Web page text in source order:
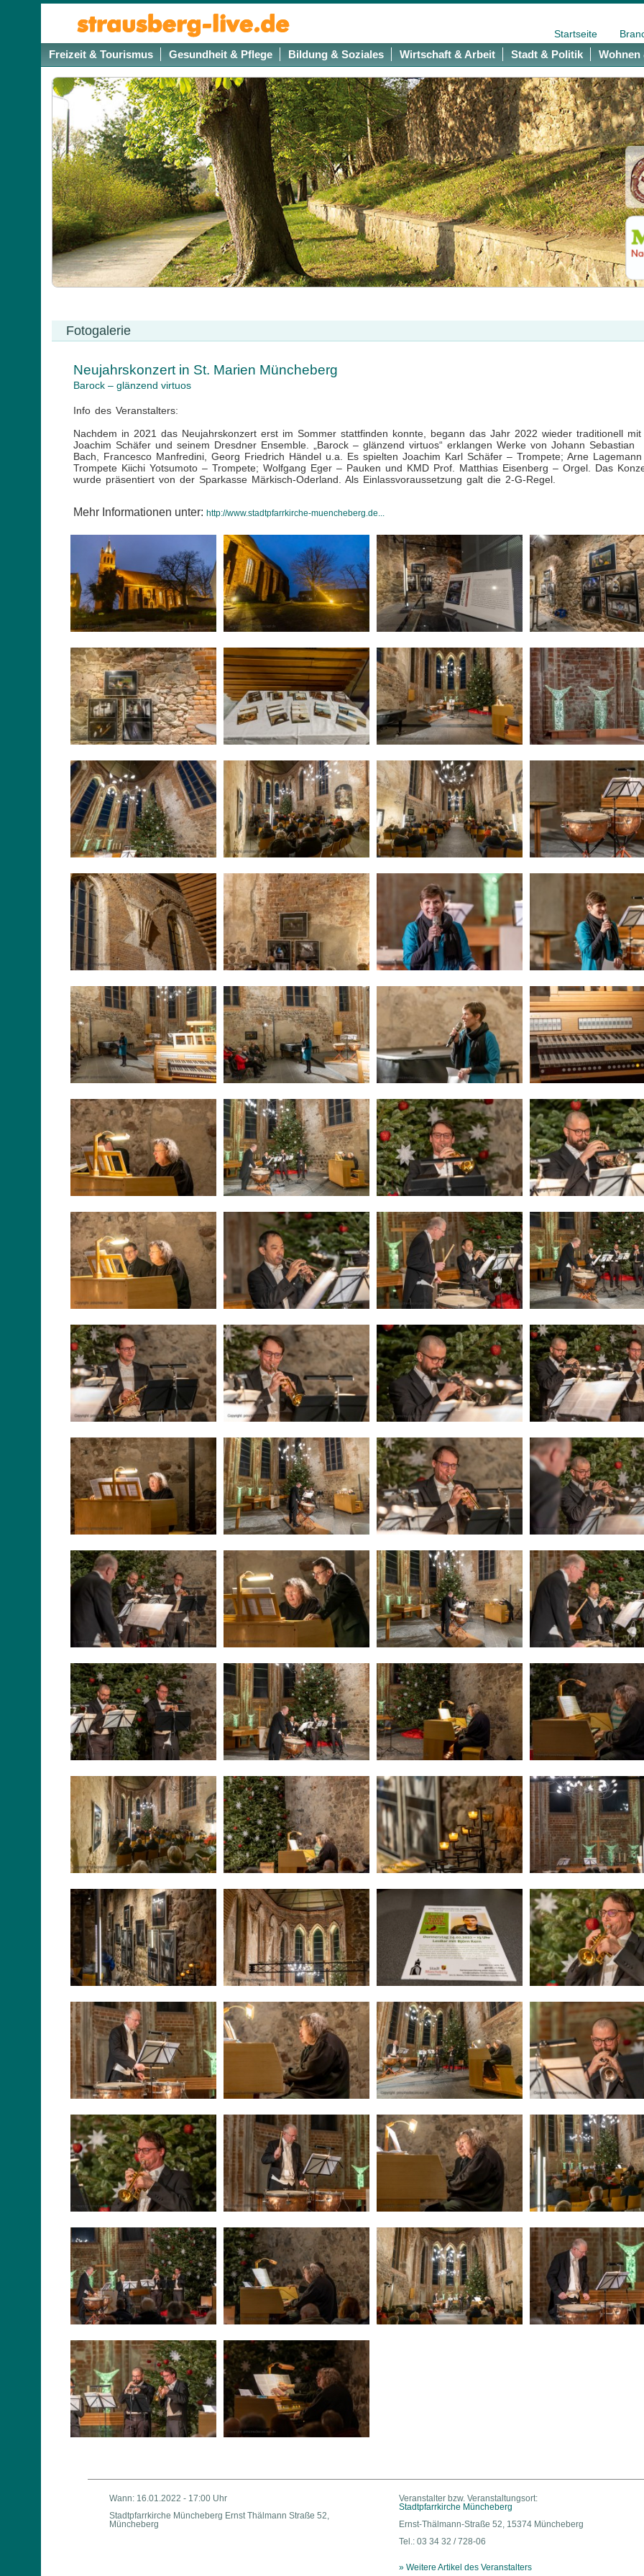
Startseite
Freizeit & Tourismus Gesundheit & Pflege Bildung & Soziales Wirtschaft & Arbeit Stadt & Politik Wohnen
Fotogalerie
Neujahrskonzert in St. Marien Müncheberg
Barock – glänzend virtuos
Info des Veranstalters:
Nachdem in 2021 das Neujahrskonzert erst im Sommer stattfinden konnte, begann das Jahr 2022 wieder traditionell mit
Joachim Schäfer und seinem Dresdner Ensemble. „Barock – glänzend virtuos“ erklangen Werke von Johann Sebastian
Bach, Francesco Manfredini, Georg Friedrich Händel u.a. Es spielten Joachim Karl Schäfer – Trompete; Arne
Trompete Kiichi Yotsumoto – Trompete; Wolfgang Eger – Pauken und KMD Prof. Matthias Eisenberg – Orgel. Das
wurde präsentiert von der Sparkasse Märkisch-Oderland. Als Einlassvoraussetzung galt die 2-G-Regel.
Mehr Informationen unter: http://www.stadtpfarrkirche-muencheberg.de...
Wann: 16.01.2022 - 17:00 Uhr
Stadtpfarrkirche Müncheberg Ernst Thälmann Straße 52,
Müncheberg
Veranstalter bzw. Veranstaltungsort:
Stadtpfarrkirche Müncheberg
Ernst-Thälmann-Straße 52, 15374 Müncheberg
Tel.: 03 34 32 / 728-06
» Weitere Artikel des Veranstalters